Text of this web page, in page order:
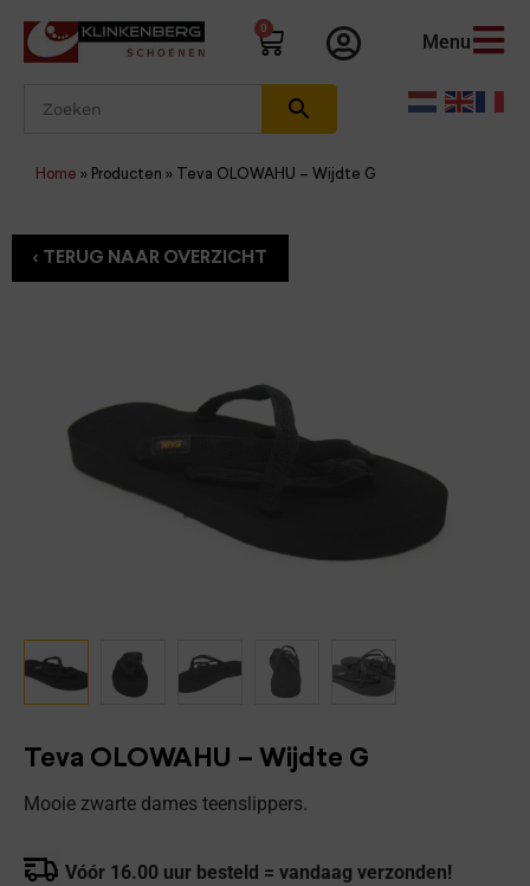
0
Menu
Home » Producten » Teva OLOWAHU – Wijdte G
Teva OLOWAHU – Wijdte G
Mooie zwarte dames teenslippers.
Vóór 16.00 uur besteld = vandaag verzonden!